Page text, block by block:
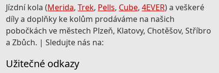
Jízdní kola (Merida, Trek, Pells, Cube, 4EVER) a veškeré
díly a doplňky ke kolům prodáváme na našich
pobočkách ve městech Plzeň, Klatovy, Chotěšov, Stříbro
a Zbůch. | Sledujte nás na:
Užitečné odkazy